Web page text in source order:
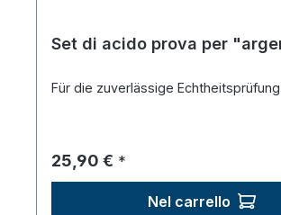
Set di acido prova per
Für die zuverlässige
Prezzo normale:
25,90 € *
Nel carrello